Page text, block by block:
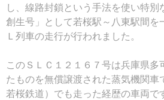
し、線路封鎖という手法を使い特別
創生号」として若桜駅～八東駅間を
Ｌ列車の走行が行われました。
このＳＬＣ１２１６７号は兵庫県多
たものを無償譲渡された蒸気機関車
若桜鉄道）でも走った経歴の車両で